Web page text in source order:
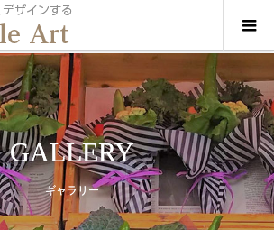
GALLERY
ギャラリー